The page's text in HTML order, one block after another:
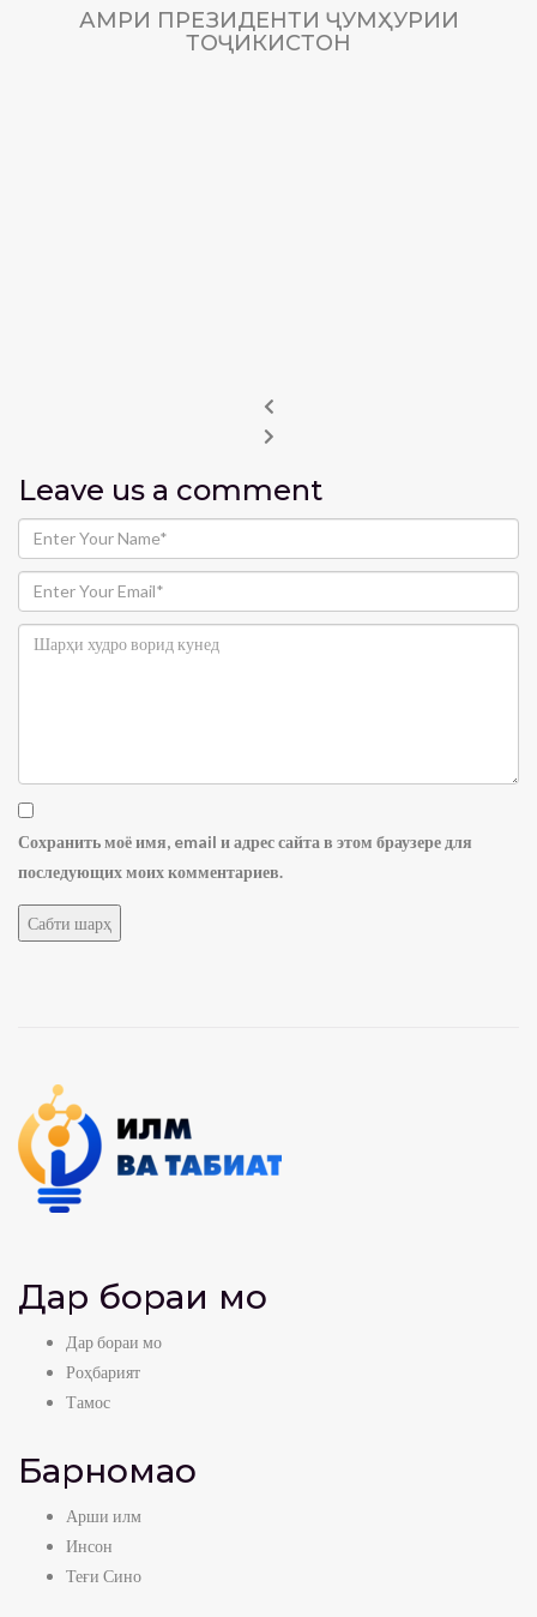
АМРИ ПРЕЗИДЕНТИ ҶУМҲУРИИ
ТОҶИКИСТОН
Leave us a comment
Сохранить моё имя, email и адрес сайта в этом браузере для
последующих моих комментариев.
Дар бораи мо
Дар бораи мо
Роҳбарият
Тамос
Барномаҳо
Арши илм
Инсон
Теғи Сино